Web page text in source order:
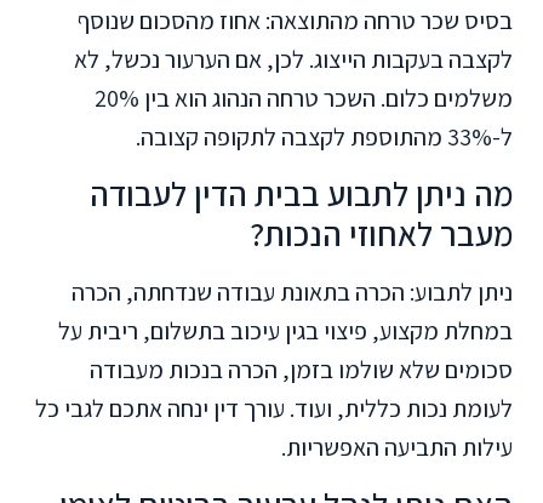
בסיס שכר טרחה מהתוצאה: אחוז מהסכום שנוסף
לקצבה בעקבות הייצוג. לכן, אם הערעור נכשל, לא
משלמים כלום. השכר טרחה הנהוג הוא בין 20%
ל-33% מהתוספת לקצבה לתקופה קצובה.
מה ניתן לתבוע בבית הדין לעבודה
מעבר לאחוזי הנכות?
ניתן לתבוע: הכרה בתאונת עבודה שנדחתה, הכרה
במחלת מקצוע, פיצוי בגין עיכוב בתשלום, ריבית על
סכומים שלא שולמו בזמן, הכרה בנכות מעבודה
לעומת נכות כללית, ועוד. עורך דין ינחה אתכם לגבי כל
עילות התביעה האפשריות.